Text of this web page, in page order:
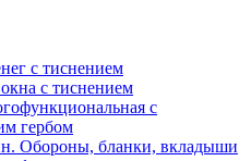
с тиснением
с тиснением
с
гербом
Обороны, бланки, вкладыши